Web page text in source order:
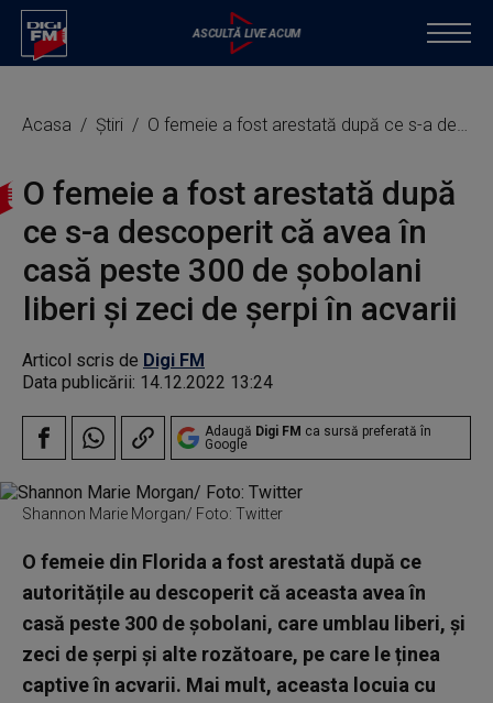
Acasa Știri O femeie a fost arestată după ce s-a descoperit că avea în casă peste 300 de șobolani liberi și zeci de șerpi în acvarii
O femeie a fost arestată după
ce s-a descoperit că avea în
casă peste 300 de șobolani
liberi și zeci de șerpi în acvarii
Articol scris de Digi FM
Data publicării: 14.12.2022 13:24
Adaugă Digi FM ca sursă preferată în
Google
Shannon Marie Morgan/ Foto: Twitter
O femeie din Florida a fost arestată după ce
autoritățile au descoperit că aceasta avea în
casă peste 300 de șobolani, care umblau liberi, și
zeci de șerpi și alte rozătoare, pe care le ținea
captive în acvarii. Mai mult, aceasta locuia cu